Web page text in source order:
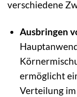
verschiedene
Ausbringen
ermöglicht
Verteilung